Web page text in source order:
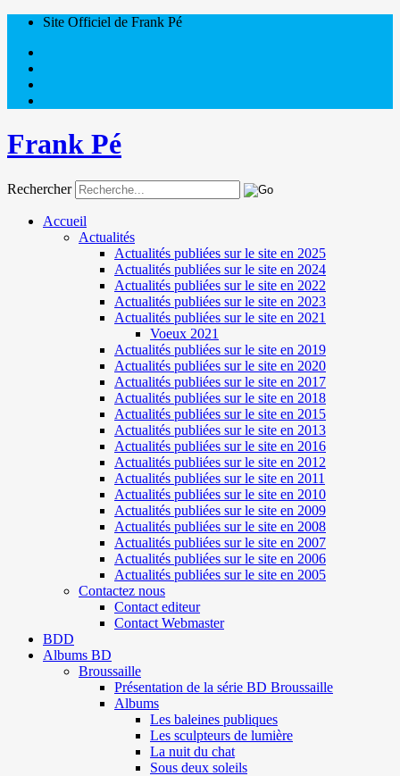
Site Officiel de Frank Pé
Frank Pé
Rechercher
Accueil
Actualités
Actualités publiées sur le site en 2025
Actualités publiées sur le site en 2024
Actualités publiées sur le site en 2022
Actualités publiées sur le site en 2023
Actualités publiées sur le site en 2021
Voeux 2021
Actualités publiées sur le site en 2019
Actualités publiées sur le site en 2020
Actualités publiées sur le site en 2017
Actualités publiées sur le site en 2018
Actualités publiées sur le site en 2015
Actualités publiées sur le site en 2013
Actualités publiées sur le site en 2016
Actualités publiées sur le site en 2012
Actualités publiées sur le site en 2011
Actualités publiées sur le site en 2010
Actualités publiées sur le site en 2009
Actualités publiées sur le site en 2008
Actualités publiées sur le site en 2007
Actualités publiées sur le site en 2006
Actualités publiées sur le site en 2005
Contactez nous
Contact editeur
Contact Webmaster
BDD
Albums BD
Broussaille
Présentation de la série BD Broussaille
Albums
Les baleines publiques
Les sculpteurs de lumière
La nuit du chat
Sous deux soleils